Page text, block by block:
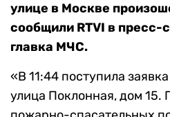
улице в Москве
сообщили RTVI в пресс-
главка МЧС.
«В 11:44 поступила
улица Поклонная, дом 15.